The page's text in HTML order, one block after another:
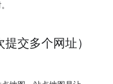
交多个网址）